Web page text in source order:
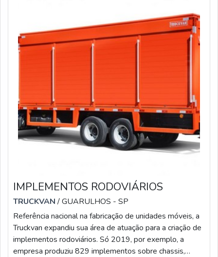
IMPLEMENTOS RODOVIÁRIOS
TRUCKVAN/ GUARULHOS - SP
Referência nacional na fabricação de unidades móveis, a
Truckvan expandiu sua área de atuação para a criação de
implementos rodoviários. Só 2019, por exemplo, a
empresa produziu 829 implementos sobre chassis,